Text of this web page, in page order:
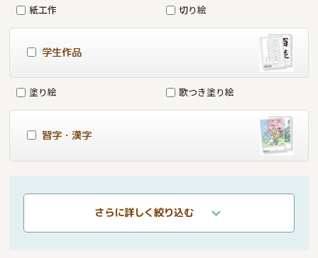
紙工作 切り絵
学生作品
塗り絵 歌つき塗り絵
習字・漢字
さらに詳しく絞り込む